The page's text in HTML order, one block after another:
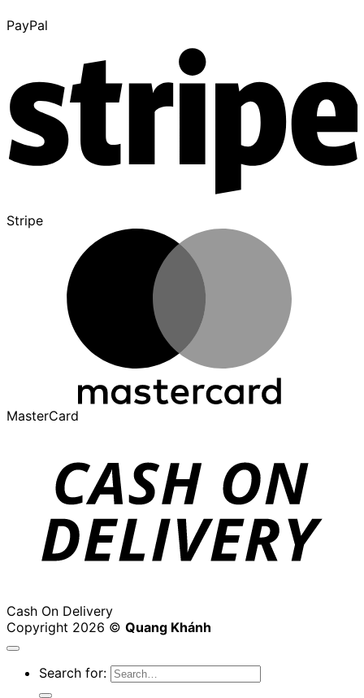
PayPal
Stripe
MasterCard
Cash On Delivery
Copyright 2026 © Quang Khánh
Search for: